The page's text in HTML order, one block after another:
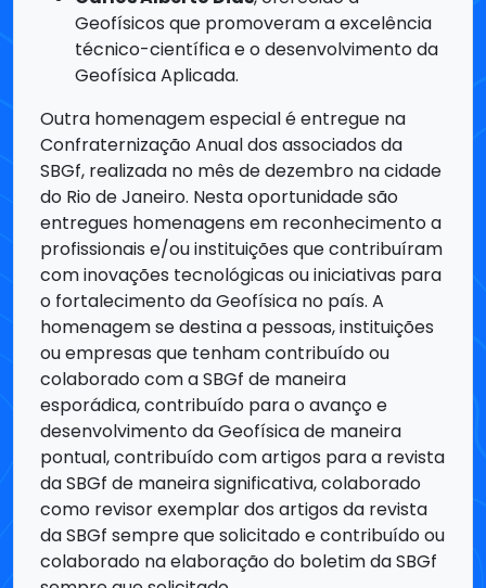
Outra homenagem especial é entregue na
Confraternização Anual dos associados da
SBGf, realizada no mês de dezembro na cidade
do Rio de Janeiro. Nesta oportunidade são
entregues homenagens em reconhecimento a
profissionais e/ou instituições que contribuíram
com inovações tecnológicas ou iniciativas para
o fortalecimento da Geofísica no país. A
homenagem se destina a pessoas, instituições
ou empresas que tenham contribuído ou
colaborado com a SBGf de maneira
esporádica, contribuído para o avanço e
desenvolvimento da Geofísica de maneira
pontual, contribuído com artigos para a revista
da SBGf de maneira significativa, colaborado
como revisor exemplar dos artigos da revista
da SBGf sempre que solicitado e contribuído ou
colaborado na elaboração do boletim da SBGf
sempre que solicitado.
Homenagens na Confraternização
Anual